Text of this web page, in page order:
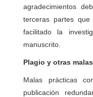
agradecimientos
terceras partes que
facilitado la
manuscrito.
Plagio y otras
Malas prácticas
publicación